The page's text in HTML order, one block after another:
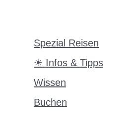
Spezial Reisen
☀ Infos & Tipps
Wissen
Buchen